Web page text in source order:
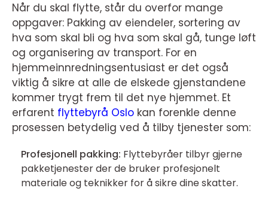
Når du skal flytte, står du overfor mange
oppgaver: Pakking av eiendeler, sortering av
hva som skal bli og hva som skal gå, tunge løft
og organisering av transport. For en
hjemmeinnredningsentusiast er det også
viktig å sikre at alle de elskede gjenstandene
kommer trygt frem til det nye hjemmet. Et
erfarent flyttebyrå Oslo kan forenkle denne
prosessen betydelig ved å tilby tjenester som:
Profesjonell pakking: Flyttebyråer tilbyr gjerne
pakketjenester der de bruker profesjonelt
materiale og teknikker for å sikre dine skatter.